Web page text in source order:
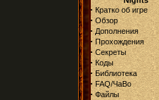
· Кратко об игре
· Обзор
· Дополнения
· Прохождения
· Секреты
· Коды
· Библиотека
· FAQ/ЧаВо
· Файлы